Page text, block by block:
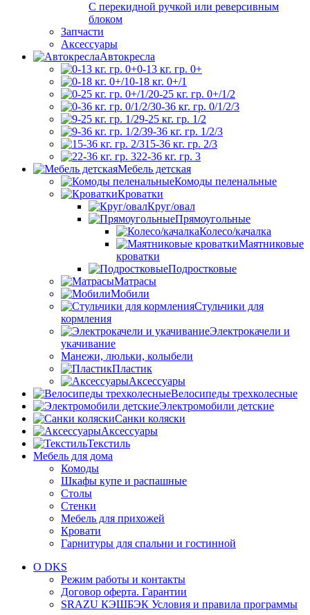
С перекидной ручкой или реверсивным
блоком
Запчасти
Аксессуары
Автокресла
0-13 кг. гр. 0+
0-18 кг. 0+/1
0-25 кг. гр. 0+/1/2
0-36 кг. гр. 0/1/2/3
9-25 кг. гр. 1/2
9-36 кг. гр. 1/2/3
15-36 кг. гр. 2/3
22-36 кг. гр. 3
Мебель детская
Комоды пеленальные
Кроватки
Круг/овал
Прямоугольные
Колесо/качалка
Маятниковые
кроватки
Подростковые
Матрасы
Мобили
Стульчики для
кормления
Электрокачели и
укачивание
Манежи, люльки, колыбели
Пластик
Аксессуары
Велосипеды трехколесные
Электромобили детские
Санки коляски
Аксессуары
Текстиль
Мебель для дома
Комоды
Шкафы купе и распашные
Столы
Стенки
Мебель для прихожей
Кровати
Гарнитуры для спальни и гостинной
О DKS
Режим работы и контакты
Договор оферта. Гарантии
SRAZU КЭШБЭК Условия и правила программы